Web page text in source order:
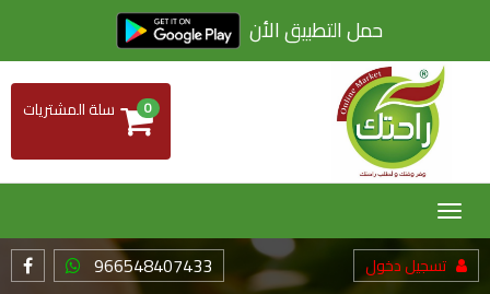
حمل التطبيق الأن
0 سلة المشتريات
Toggle
navigation
966548407433 تسجيل دخول